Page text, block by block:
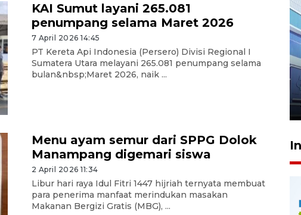
KAI Sumut layani 265.081
penumpang selama Maret 2026
7 April 2026 14:45
PT Kereta Api Indonesia (Persero) Divisi Regional I
Sumatera Utara melayani 265.081 penumpang selama
bulan&nbsp;Maret 2026, naik ...
Menu ayam semur dari SPPG Dolok
Manampang digemari siswa
2 April 2026 11:34
Libur hari raya Idul Fitri 1447 hijriah ternyata membuat
para penerima manfaat merindukan masakan
Makanan Bergizi Gratis (MBG), ...
IDAI perkuat kompetensi
dokter tangani penyakit